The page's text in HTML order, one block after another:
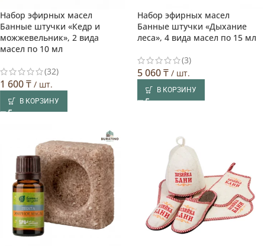
Набор эфирных масел
Банные штучки «Кедр и
можжевельник», 2 вида
масел по 10 мл
(32)
1 600₸/ шт.
В КОРЗИНУ
Набор эфирных масел
Банные штучки «Дыхание
леса», 4 вида масел по 15 мл
(3)
5 060₸ / шт.
В КОРЗИНУ